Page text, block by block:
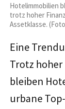
Hotelimmobilien
trotz hoher
Assetklasse.
Eine
Trotz
bleiben
urbane